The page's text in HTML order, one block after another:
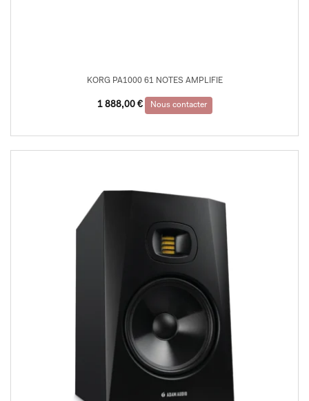
KORG PA1000 61 NOTES AMPLIFIE
1 888,00 € Nous contacter